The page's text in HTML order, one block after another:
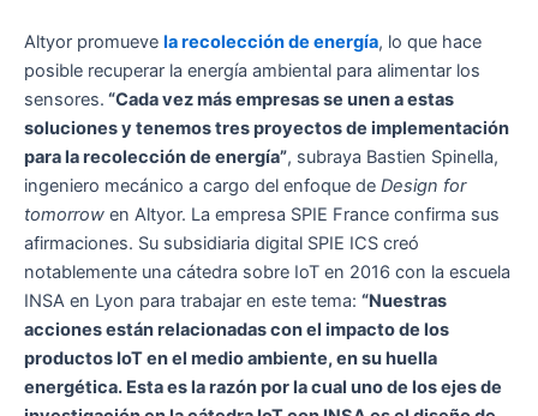
Altyor promueve la recolección de energía, lo que hace
posible recuperar la energía ambiental para alimentar los
sensores. “Cada vez más empresas se unen a estas
soluciones y tenemos tres proyectos de implementación
para la recolección de energía”, subraya Bastien Spinella,
ingeniero mecánico a cargo del enfoque de Design for
tomorrow en Altyor. La empresa SPIE France confirma sus
afirmaciones. Su subsidiaria digital SPIE ICS creó
notablemente una cátedra sobre IoT en 2016 con la escuela
INSA en Lyon para trabajar en este tema: “Nuestras
acciones están relacionadas con el impacto de los
productos IoT en el medio ambiente, en su huella
energética. Esta es la razón por la cual uno de los ejes de